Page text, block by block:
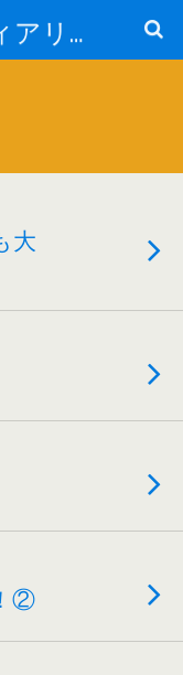
仙台チャットレディアリュール
大
②